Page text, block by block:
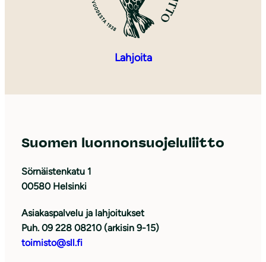
Lahjoita
Suomen luonnonsuojeluliitto
Sörnäistenkatu 1
00580 Helsinki
Asiakaspalvelu ja lahjoitukset
Puh. 09 228 08210 (arkisin 9-15)
toimisto@sll.fi